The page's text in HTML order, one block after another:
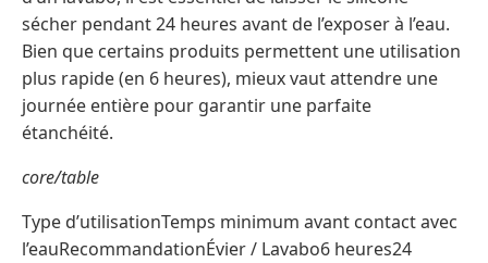
sécher pendant 24 heures avant de l’exposer à l’eau.
Bien que certains produits permettent une utilisation
plus rapide (en 6 heures), mieux vaut attendre une
journée entière pour garantir une parfaite
étanchéité.
core/table
Type d’utilisationTemps minimum avant contact avec
l’eauRecommandationÉvier / Lavabo6 heures24